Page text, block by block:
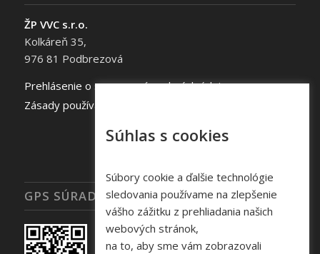
ŽP VVC s.r.o.
Kolkáreň 35,
976 81 Podbrezová
Prehlásenie o spracovaní osobných údajov
Zásady používania súborov cookie
GPS SÚRADNICE
Súhlas s cookies
Súbory cookie a ďalšie technológie
sledovania používame na zlepšenie
vášho zážitku z prehliadania našich
webových stránok,
na to, aby sme vám zobrazovali